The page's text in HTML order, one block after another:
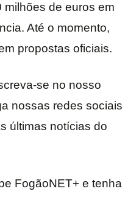
milhões de euros em
Até o momento,
propostas oficiais.
se no nosso
nossas redes sociais
últimas notícias do
FogãoNET+ e tenha